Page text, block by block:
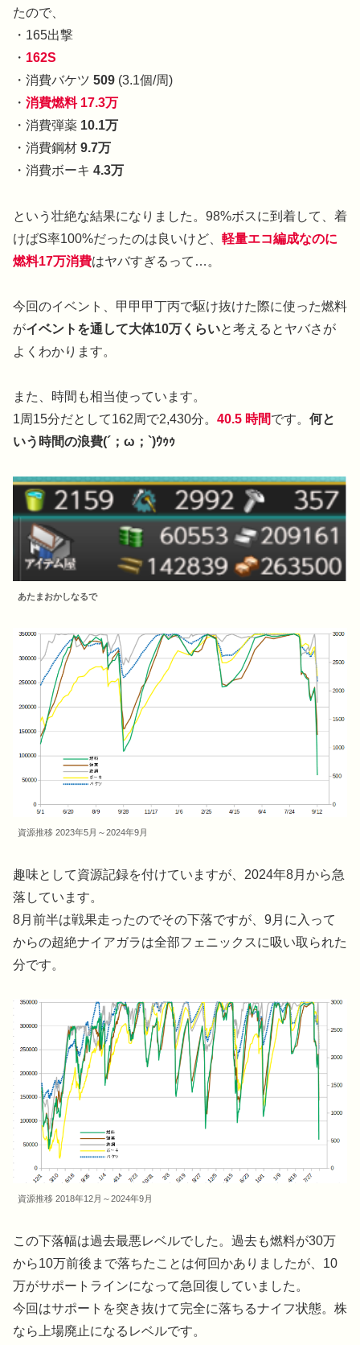
たので、
・165出撃
・ 162S
・消費バケツ 509 (3.1個/周)
・ 消費燃料 17.3万
・消費弾薬 10.1万
・消費鋼材 9.7万
・消費ボーキ 4.3万
という壮絶な結果になりました。98%ボスに到着して、着
けばS率100%だったのは良いけど、 軽量エコ編成なのに
燃料17万消費はヤバすぎるって…。
今回のイベント、甲甲甲丁丙で駆け抜けた際に使った燃料
がイベントを通して大体10万くらいと考えるとヤバさが
よくわかります。
また、時間も相当使っています。
1周15分だとして162周で2,430分。 40.5 時間です。 何と
いう時間の浪費(´；ω；`)ｳｩｩ
あたまおかしなるで
資源推移 2023年5月～2024年9月
趣味として資源記録を付けていますが、2024年8月から急
落しています。
8月前半は戦果走ったのでその下落ですが、9月に入って
からの超絶ナイアガラは全部フェニックスに吸い取られた
分です。
資源推移 2018年12月～2024年9月
この下落幅は過去最悪レベルでした。過去も燃料が30万
から10万前後まで落ちたことは何回かありましたが、10
万がサポートラインになって急回復していました。
今回はサポートを突き抜けて完全に落ちるナイフ状態。株
なら上場廃止になるレベルです。